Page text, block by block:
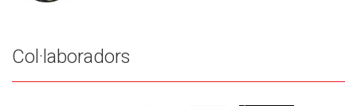
Col·laboradors